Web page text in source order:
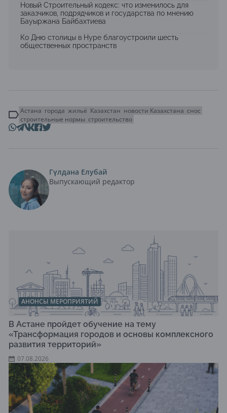
Новый Строительный кодекс: что изменилось для
заказчиков, подрядчиков и государства по мнению
Бауыржана Байбахтиева
Ко Дню столицы в Нуре благоустроили шесть
общественных пространств
Астана города жильё Казахстан новости Казахстана снос
строительные нормы строительство
Гүлдана Елубай
Выпускающий редактор
АНОНСЫ МЕРОПРИЯТИЙ
В Астане пройдет обучение на тему
«Трансформация городов и основы комплексного
развития территорий»
07.08.2026